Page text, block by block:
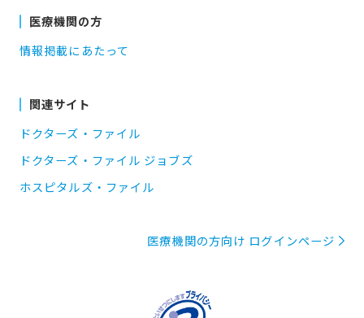
医療機関の方
情報掲載にあたって
関連サイト
ドクターズ・ファイル
ドクターズ・ファイル ジョブズ
ホスピタルズ・ファイル
医療機関の方向け ログインページ